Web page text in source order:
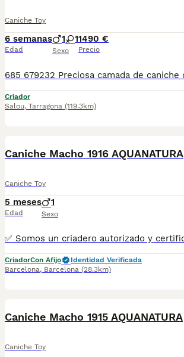
Caniche Toy
6 semanas
Edad
1 1
Sexo
1490 €
Precio
Criador
Salou, Tarragona (119.3km)
Caniche Macho 1916 AQUANATURA
Caniche Toy
5 meses
Edad
1
Sexo
CriadorCon Afijo
Identidad Verificada
Barcelona, Barcelona (28.3km)
Caniche Macho 1915 AQUANATURA
Caniche Toy